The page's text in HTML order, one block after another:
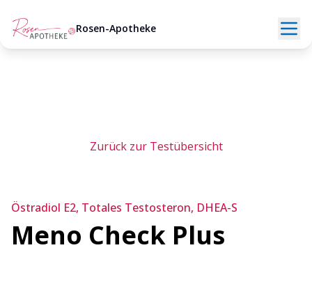
Rosen-Apotheke
Zurück zur Testübersicht
Östradiol E2, Totales Testosteron, DHEA-S
Meno Check Plus